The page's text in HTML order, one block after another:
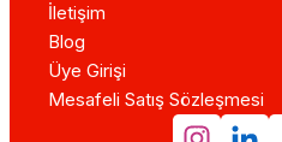
İletişim
Blog
Üye Girişi
Mesafeli Satış Sözleşmesi